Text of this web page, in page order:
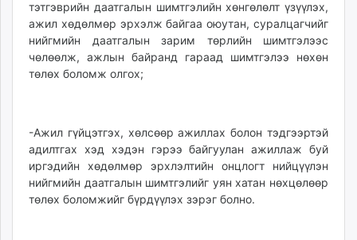
тэтгэврийн даатгалын шимтгэлийн хөнгөлөлт үзүүлэх,
ажил хөдөлмөр эрхэлж байгаа оюутан, суралцагчийг
нийгмийн даатгалын зарим төрлийн шимтгэлээс
чөлөөлж, ажлын байранд гараад шимтгэлээ нөхөн
төлөх боломж олгох;
-Ажил гүйцэтгэх, хөлсөөр ажиллах болон тэдгээртэй
адилтгах хэд хэдэн гэрээ байгуулан ажиллаж буй
иргэдийн хөдөлмөр эрхлэлтийн онцлогт нийцүүлэн
нийгмийн даатгалын шимтгэлийг уян хатан нөхцөлөөр
төлөх боломжийг бүрдүүлэх зэрэг болно.